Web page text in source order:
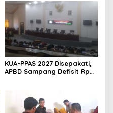
KUA-PPAS 2027 Disepakati,
APBD Sampang Defisit Rp